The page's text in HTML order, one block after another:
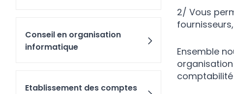
Conseil en organisation
informatique
Etablissement des comptes
2/ Vous
Ensemble